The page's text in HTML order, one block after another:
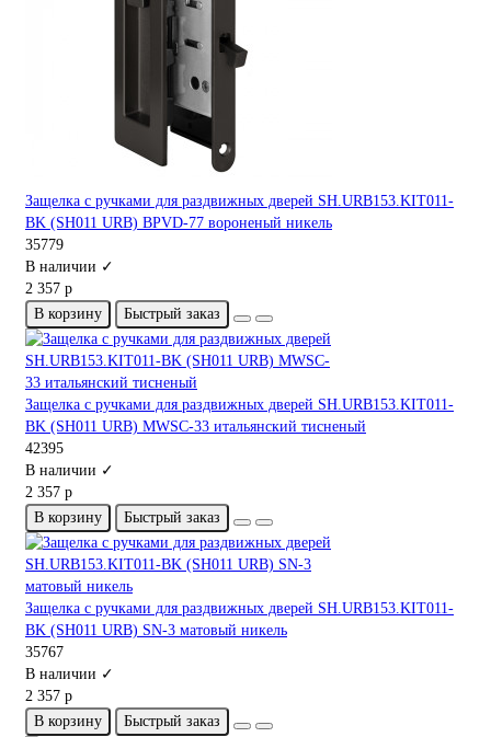
Защелка с ручками для раздвижных дверей SH.URB153.KIT011-
BK (SH011 URB) BPVD-77 вороненый никель
35779
В наличии ✓
2 357 р
В корзину
Быстрый заказ
Защелка с ручками для раздвижных дверей SH.URB153.KIT011-
BK (SH011 URB) MWSC-33 итальянский тисненый
42395
В наличии ✓
2 357 р
В корзину
Быстрый заказ
Защелка с ручками для раздвижных дверей SH.URB153.KIT011-
BK (SH011 URB) SN-3 матовый никель
35767
В наличии ✓
2 357 р
В корзину
Быстрый заказ